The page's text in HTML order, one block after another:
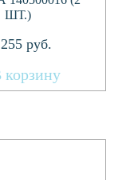
ШТ.)
255руб.
корзину